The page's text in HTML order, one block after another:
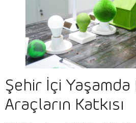
Şehir İçi
Araçların Katkısı